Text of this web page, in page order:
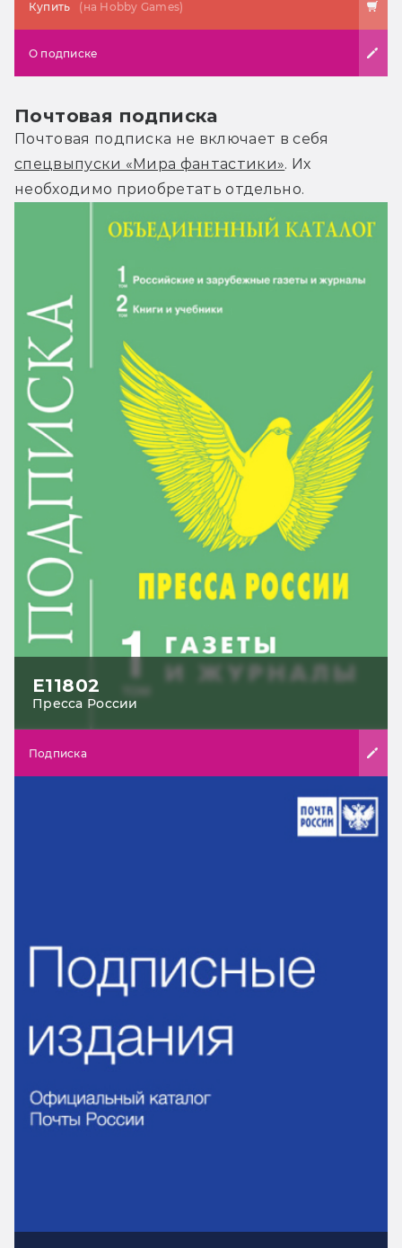
Купить (на Hobby Games)
О подписке
Почтовая подписка
Почтовая подписка не включает в себя
спецвыпуски «Мира фантастики». Их
необходимо приобретать отдельно.
Е11802
Пресса России
Подписка